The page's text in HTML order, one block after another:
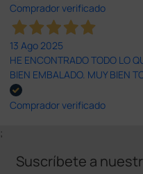
Comprador verificado
13 Ago 2025
HE ENCONTRADO TODO LO
BIEN EMBALADO. MUY BIEN
Comprador verificado
;
Suscríbete a